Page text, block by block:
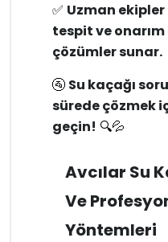
✅ Uzman
tespit ve
çözümler sunar.
🚰 Su kaçağı
sürede çözmek
geçin! 🔍💦
Avcılar Su
Ve
Yöntemleri